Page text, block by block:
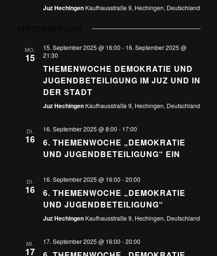
Juz Hechingen Kaufhausstraße 9, Hechingen, Deutschland
MO.
15
15. September 2025 @ 16:00 - 16. September 2025 @
21:30
THEMENWOCHE DEMOKRATIE UND
JUGENDBETEILIGUNG IM JUZ UND IN
DER STADT
Juz Hechingen Kaufhausstraße 9, Hechingen, Deutschland
DI.
16
16. September 2025 @ 8:00 - 17:00
6. THEMENWOCHE „DEMOKRATIE
UND JUGENDBETEILIGUNG“ EIN
DI.
16
16. September 2025 @ 16:00 -20:00
6. THEMENWOCHE „DEMOKRATIE
UND JUGENDBETEILIGUNG“
Juz Hechingen Kaufhausstraße 9, Hechingen, Deutschland
MI.
17
17. September 2025 @ 16:00 -20:00